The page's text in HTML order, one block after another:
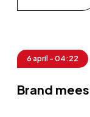
6 april - 04:22
Brand